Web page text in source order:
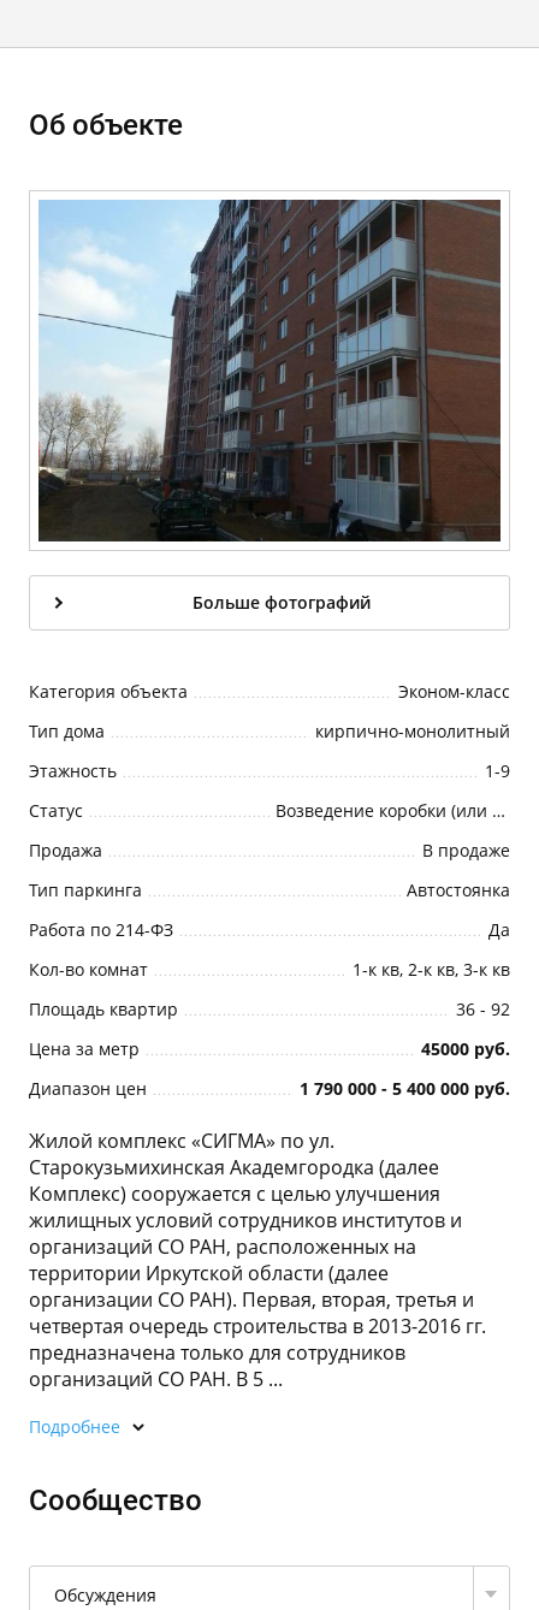
Об объекте
Больше фотографий
Категория объекта
Эконом-класс
Тип дома
кирпично-монолитный
Этажность
1-9
Статус
Возведение коробки (или Возведение корпуса)
Продажа
В продаже
Тип паркинга
Автостоянка
Работа по 214-ФЗ
Да
Кол-во комнат
1-к кв, 2-к кв, 3-к кв
Площадь квартир
36 - 92
Цена за метр
45000 руб.
Диапазон цен
1 790 000 - 5 400 000 руб.
Жилой комплекс «СИГМА» по ул.
Старокузьмихинская Академгородка (далее
Комплекс) сооружается с целью улучшения
жилищных условий сотрудников институтов и
организаций СО РАН, расположенных на
территории Иркутской области (далее
организации СО РАН). Первая, вторая, третья и
четвертая очередь строительства в 2013-2016 гг.
предназначена только для сотрудников
организаций СО РАН. В 5 ...
Подробнее
Сообщество
Обсуждения